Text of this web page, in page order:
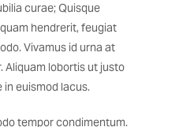
curae; Quisque
hendrerit, feugiat
Vivamus id urna at
Aliquam lobortis ut justo
in euismod lacus.
tempor condimentum.